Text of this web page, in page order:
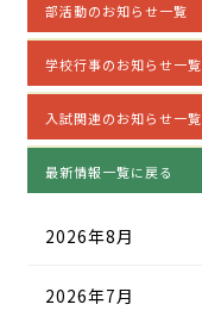
部活動のお知らせ一覧
学校行事のお知らせ一覧
入試関連のお知らせ一覧
最新情報一覧に戻る
2026年8月
2026年7月